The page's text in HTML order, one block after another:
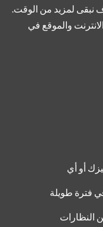
نبقى لمزيد من الوقت.
والموقع في
أو أي
فترة طويلة
النظارات